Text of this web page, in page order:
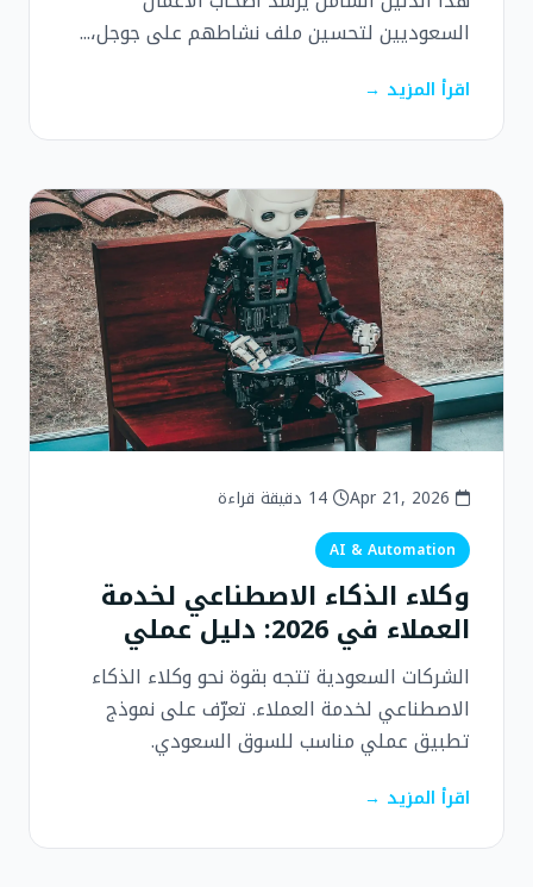
السعوديين لتحسين ملف نشاطهم على جوجل،...
اقرأ المزيد →
AI & Automation
وكلاء الذكاء الاصطناعي لخدمة
العملاء في 2026: دليل عملي
الشركات السعودية تتجه بقوة نحو وكلاء الذكاء
الاصطناعي لخدمة العملاء. تعرّف على نموذج
تطبيق عملي مناسب للسوق السعودي.
اقرأ المزيد →